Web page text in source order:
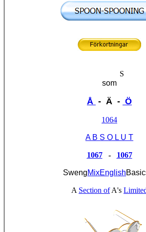
S
som
Å - Ä - Ö
1064
A B S O L U T
1067- 1067
SwengMixEnglish
A Section ofA's